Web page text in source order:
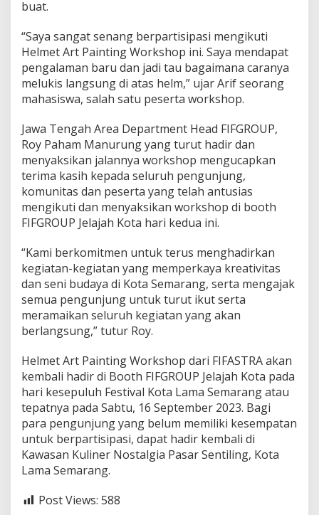
buat.
“Saya sangat senang berpartisipasi mengikuti
Helmet Art Painting Workshop ini. Saya mendapat
pengalaman baru dan jadi tau bagaimana caranya
melukis langsung di atas helm,” ujar Arif seorang
mahasiswa, salah satu peserta workshop.
Jawa Tengah Area Department Head FIFGROUP,
Roy Paham Manurung yang turut hadir dan
menyaksikan jalannya workshop mengucapkan
terima kasih kepada seluruh pengunjung,
komunitas dan peserta yang telah antusias
mengikuti dan menyaksikan workshop di booth
FIFGROUP Jelajah Kota hari kedua ini.
“Kami berkomitmen untuk terus menghadirkan
kegiatan-kegiatan yang memperkaya kreativitas
dan seni budaya di Kota Semarang, serta mengajak
semua pengunjung untuk turut ikut serta
meramaikan seluruh kegiatan yang akan
berlangsung,” tutur Roy.
Helmet Art Painting Workshop dari FIFASTRA akan
kembali hadir di Booth FIFGROUP Jelajah Kota pada
hari kesepuluh Festival Kota Lama Semarang atau
tepatnya pada Sabtu, 16 September 2023. Bagi
para pengunjung yang belum memiliki kesempatan
untuk berpartisipasi, dapat hadir kembali di
Kawasan Kuliner Nostalgia Pasar Sentiling, Kota
Lama Semarang.
Post Views: 588